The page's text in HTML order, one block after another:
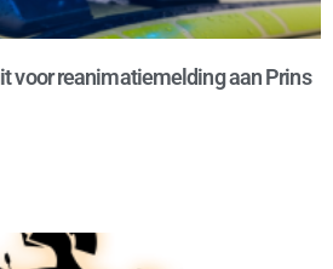
voor reanimatiemelding aan Prins